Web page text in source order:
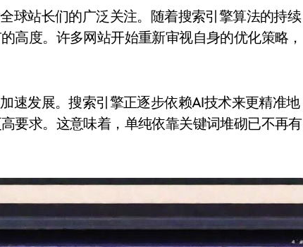
高度。许多网站开始重新审视自身的优化策略，
速发展。搜索引擎正逐步依赖AI技术来更精准地
要求。这意味着，单纯依靠关键词堆砌已不再有